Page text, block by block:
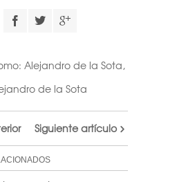
Alejandro de la Sota,
de la Sota
Siguiente artículo